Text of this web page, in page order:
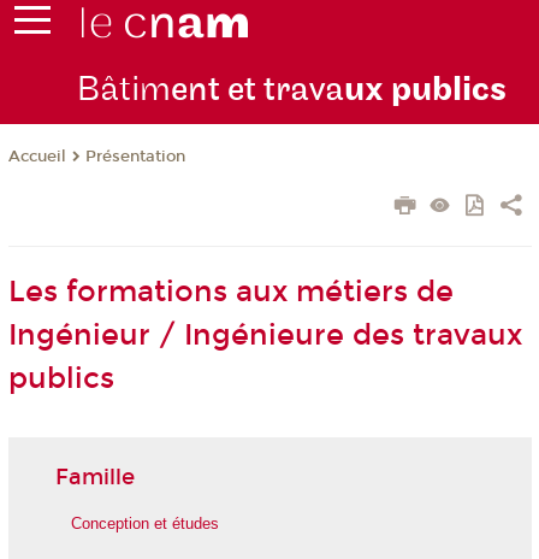
Bâtiment et travaux publics
Accueil Présentation
Les formations aux métiers de
Ingénieur / Ingénieure des travaux
publics
Famille
Conception et études